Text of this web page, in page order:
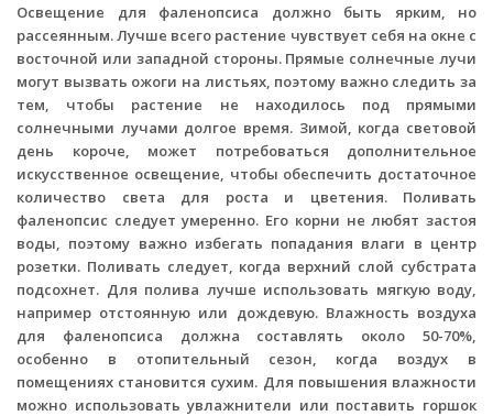
Освещение для фаленопсиса должно быть ярким, но
рассеянным. Лучше всего растение чувствует себя на окне с
восточной или западной стороны. Прямые солнечные лучи
могут вызвать ожоги на листьях, поэтому важно следить за
тем, чтобы растение не находилось под прямыми
солнечными лучами долгое время. Зимой, когда световой
день короче, может потребоваться дополнительное
искусственное освещение, чтобы обеспечить достаточное
количество света для роста и цветения. Поливать
фаленопсис следует умеренно. Его корни не любят застоя
воды, поэтому важно избегать попадания влаги в центр
розетки. Поливать следует, когда верхний слой субстрата
подсохнет. Для полива лучше использовать мягкую воду,
например отстоянную или дождевую. Влажность воздуха
для фаленопсиса должна составлять около 50-70%,
особенно в отопительный сезон, когда воздух в
помещениях становится сухим. Для повышения влажности
можно использовать увлажнители или поставить горшок